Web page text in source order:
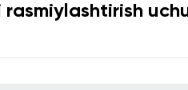
rasmiylashtirish